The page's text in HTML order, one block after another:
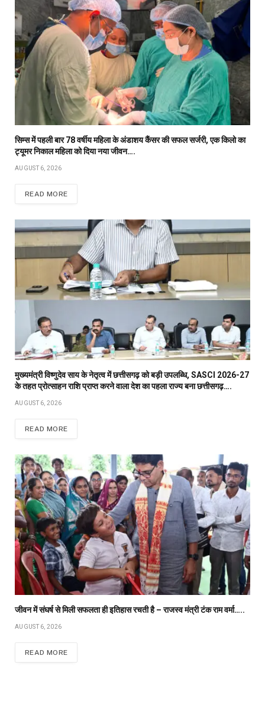
सिम्स में पहली बार 78 वर्षीय महिला के अंडाशय कैंसर की सफल सर्जरी, एक किलो का
ट्यूमर निकाल महिला को दिया नया जीवन….
AUGUST 6, 2026
READ MORE
मुख्यमंत्री विष्णुदेव साय के नेतृत्व में छत्तीसगढ़ को बड़ी उपलब्धि, SASCI 2026-27
के तहत प्रोत्साहन राशि प्राप्त करने वाला देश का पहला राज्य बना छत्तीसगढ़….
AUGUST 6, 2026
READ MORE
जीवन में संघर्ष से मिली सफलता ही इतिहास रचती है – राजस्व मंत्री टंक राम वर्मा…..
AUGUST 6, 2026
READ MORE